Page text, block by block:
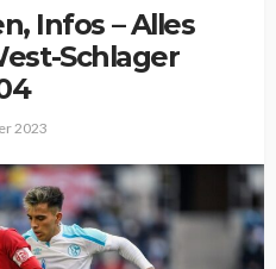
Infos – Alles
Schlager
2023